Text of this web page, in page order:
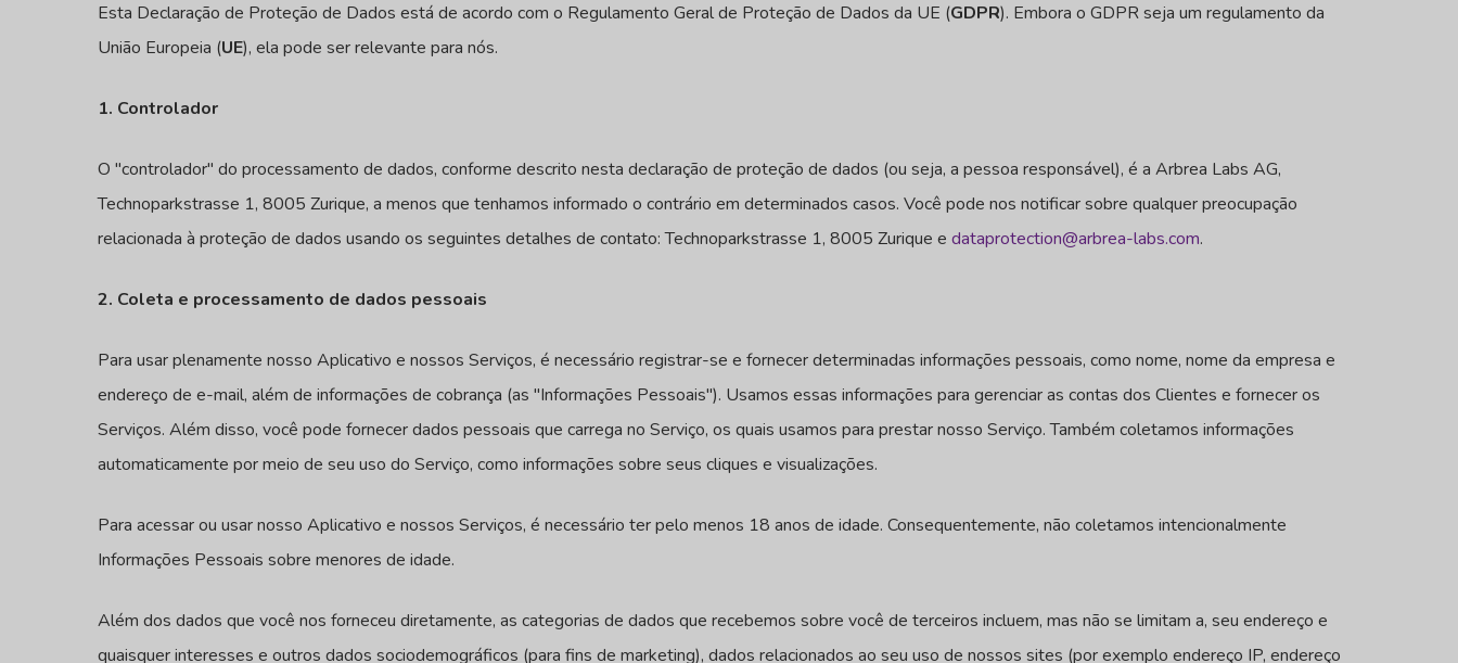
Esta Declaração de Proteção de Dados está de acordo com o Regulamento Geral de Proteção de Dados da UE (GDPR). Embora o GDPR seja um regulamento da
União Europeia (UE), ela pode ser relevante para nós.
1. Controlador
O "controlador" do processamento de dados, conforme descrito nesta declaração de proteção de dados (ou seja, a pessoa responsável), é a Arbrea Labs AG,
Technoparkstrasse 1, 8005 Zurique, a menos que tenhamos informado o contrário em determinados casos. Você pode nos notificar sobre qualquer preocupação
relacionada à proteção de dados usando os seguintes detalhes de contato: Technoparkstrasse 1, 8005 Zurique edataprotection@arbrea-labs.com.
2. Coleta e processamento de dados pessoais
Para usar plenamente nosso Aplicativo e nossos Serviços, é necessário registrar-se e fornecer determinadas informações pessoais, como nome, nome da empresa e
endereço de e-mail, além de informações de cobrança (as "Informações Pessoais"). Usamos essas informações para gerenciar as contas dos Clientes e fornecer os
Serviços. Além disso, você pode fornecer dados pessoais que carrega no Serviço, os quais usamos para prestar nosso Serviço. Também coletamos informações
automaticamente por meio de seu uso do Serviço, como informações sobre seus cliques e visualizações.
Para acessar ou usar nosso Aplicativo e nossos Serviços, é necessário ter pelo menos 18 anos de idade. Consequentemente, não coletamos intencionalmente
Informações Pessoais sobre menores de idade.
Além dos dados que você nos forneceu diretamente, as categorias de dados que recebemos sobre você de terceiros incluem, mas não se limitam a, seu endereço e
quaisquer interesses e outros dados sociodemográficos (para fins de marketing), dados relacionados ao seu uso de nossos sites (por exemplo endereço IP, endereço